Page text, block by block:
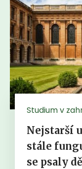
Studium v
Nejstarší
stále
se psaly